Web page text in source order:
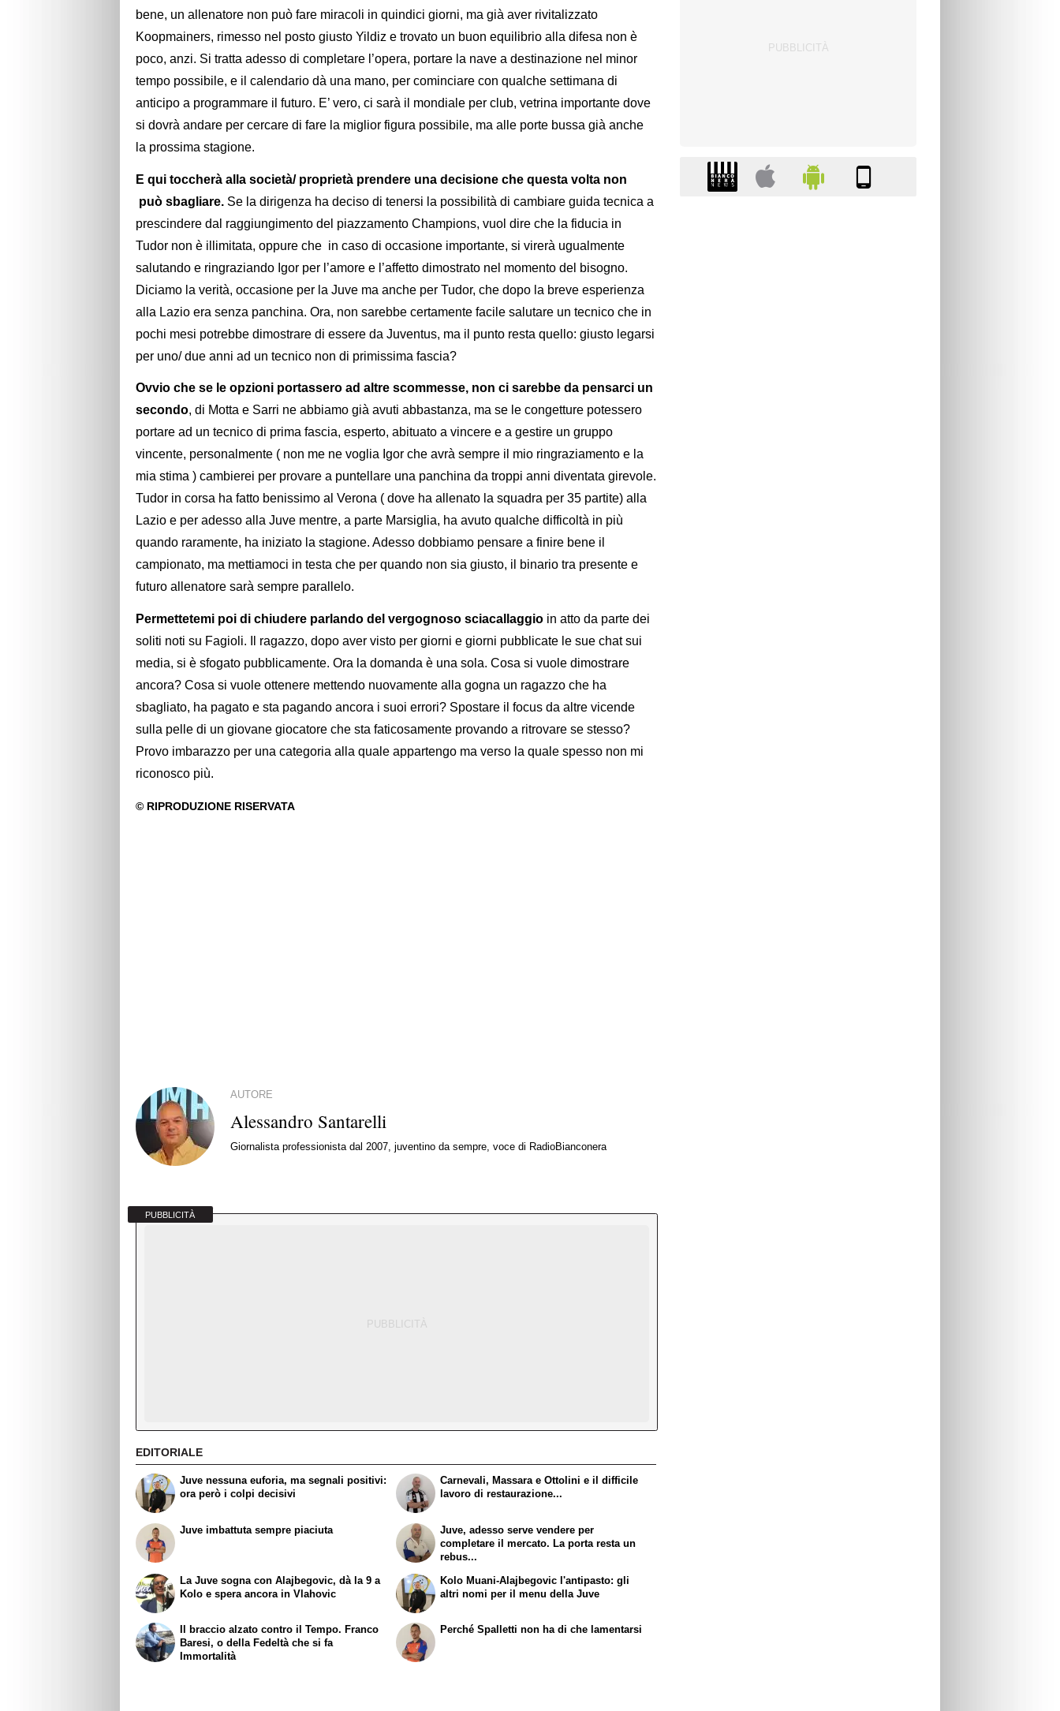
bene, un allenatore non può fare miracoli in quindici giorni, ma già aver rivitalizzato
Koopmainers, rimesso nel posto giusto Yildiz e trovato un buon equilibrio alla difesa non è
poco, anzi. Si tratta adesso di completare l’opera, portare la nave a destinazione nel minor
tempo possibile, e il calendario dà una mano, per cominciare con qualche settimana di
anticipo a programmare il futuro. E’ vero, ci sarà il mondiale per club, vetrina importante dove
si dovrà andare per cercare di fare la miglior figura possibile, ma alle porte bussa già anche
la prossima stagione.
E qui toccherà alla società/ proprietà prendere una decisione che questa volta non
può sbagliare. Se la dirigenza ha deciso di tenersi la possibilità di cambiare guida tecnica a
prescindere dal raggiungimento del piazzamento Champions, vuol dire che la fiducia in
Tudor non è illimitata, oppure che in caso di occasione importante, si virerà ugualmente
salutando e ringraziando Igor per l’amore e l’affetto dimostrato nel momento del bisogno.
Diciamo la verità, occasione per la Juve ma anche per Tudor, che dopo la breve esperienza
alla Lazio era senza panchina. Ora, non sarebbe certamente facile salutare un tecnico che in
pochi mesi potrebbe dimostrare di essere da Juventus, ma il punto resta quello: giusto legarsi
per uno/ due anni ad un tecnico non di primissima fascia?
Ovvio che se le opzioni portassero ad altre scommesse, non ci sarebbe da pensarci un
secondo, di Motta e Sarri ne abbiamo già avuti abbastanza, ma se le congetture potessero
portare ad un tecnico di prima fascia, esperto, abituato a vincere e a gestire un gruppo
vincente, personalmente ( non me ne voglia Igor che avrà sempre il mio ringraziamento e la
mia stima ) cambierei per provare a puntellare una panchina da troppi anni diventata girevole.
Tudor in corsa ha fatto benissimo al Verona ( dove ha allenato la squadra per 35 partite) alla
Lazio e per adesso alla Juve mentre, a parte Marsiglia, ha avuto qualche difficoltà in più
quando raramente, ha iniziato la stagione. Adesso dobbiamo pensare a finire bene il
campionato, ma mettiamoci in testa che per quando non sia giusto, il binario tra presente e
futuro allenatore sarà sempre parallelo.
Permettetemi poi di chiudere parlando del vergognoso sciacallaggio in atto da parte dei
soliti noti su Fagioli. Il ragazzo, dopo aver visto per giorni e giorni pubblicate le sue chat sui
media, si è sfogato pubblicamente. Ora la domanda è una sola. Cosa si vuole dimostrare
ancora? Cosa si vuole ottenere mettendo nuovamente alla gogna un ragazzo che ha
sbagliato, ha pagato e sta pagando ancora i suoi errori? Spostare il focus da altre vicende
sulla pelle di un giovane giocatore che sta faticosamente provando a ritrovare se stesso?
Provo imbarazzo per una categoria alla quale appartengo ma verso la quale spesso non mi
riconosco più.
AUTORE
Alessandro Santarelli
Giornalista professionista dal 2007, juventino da sempre, voce di RadioBianconera
PUBBLICITÀ
EDITORIALE
Juve nessuna euforia, ma segnali positivi:
ora però i colpi decisivi
Juve imbattuta sempre piaciuta
Carnevali, Massara e Ottolini e il difficile
lavoro di restaurazione...
Juve, adesso serve vendere per
completare il mercato. La porta resta un
rebus...
La Juve sogna con Alajbegovic, dà la 9 a
Kolo e spera ancora in Vlahovic
Il braccio alzato contro il Tempo. Franco
Baresi, o della Fedeltà che si fa
Immortalità
Kolo Muani-Alajbegovic l'antipasto: gli
altri nomi per il menu della Juve
Perché Spalletti non ha di che lamentarsi